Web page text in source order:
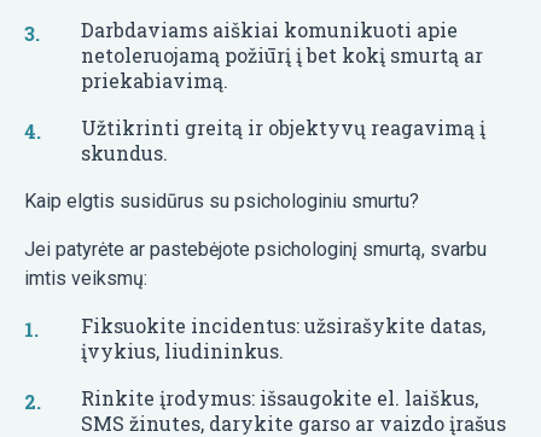
Darbdaviams aiškiai komunikuoti apie
netoleruojamą požiūrį į bet kokį smurtą ar
priekabiavimą.
Užtikrinti greitą ir objektyvų reagavimą į
skundus.
Kaip elgtis susidūrus su psichologiniu smurtu?
Jei patyrėte ar pastebėjote psichologinį smurtą, svarbu
imtis veiksmų:
Fiksuokite incidentus: užsirašykite datas,
įvykius, liudininkus.
Rinkite įrodymus: išsaugokite el. laiškus,
SMS žinutes, darykite garso ar vaizdo įrašus